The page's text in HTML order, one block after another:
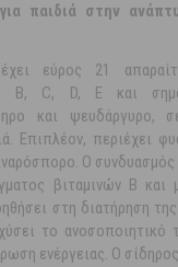
παιδιά στην
εύρος 21
B, C, D, E και
και ψευδάργυρο,
Επιπλέον, περιέχει
Ο συνδυασμός
βιταμινών Β
στη διατήρηση
το ανοσοποιητικό
ενέργειας. Ο